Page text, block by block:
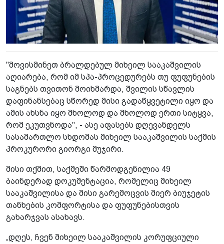
"მოვისმინეთ ბრალდებულ მიხეილ სააკაშვილის
აღიარება, რომ იმ სპა-პროცედურებს თუ ფუფუნების
საგნებს თვითონ მოიხმარდა, შვილის სწავლის
დაფინანსებაც სწორედ მისი გადაწყვეტილი იყო და
ამის ახსნა იყო მხოლოდ და მხოლოდ ერთი სიტყვა,
რომ ეკუთვნოდა", - ასე აფასებს დღევანდელს
სასამართლო სხდომას მიხეილ სააკაშვილის საქმის
პროკურორი გიორგი მუჯირი.
მისი თქმით, საქმეში წარმოდგენილია 49
ბაინდერად დოკუმენტაცია, რომელიც მიხეილ
სააკაშვილისა და მისი გარემოცვის მიერ ბიუჯეტის
თანხების კომფორტისა და ფუფუნებისთვის
გახარჯვას ასახავს.
„დღეს, ჩვენ მიხეილ სააკაშვილის კორუფციული